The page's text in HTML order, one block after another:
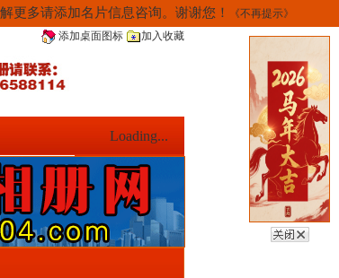
更多请添加名片信息咨询。谢谢您！
《不再提示》
添加桌面图标
加入收藏
Loading...